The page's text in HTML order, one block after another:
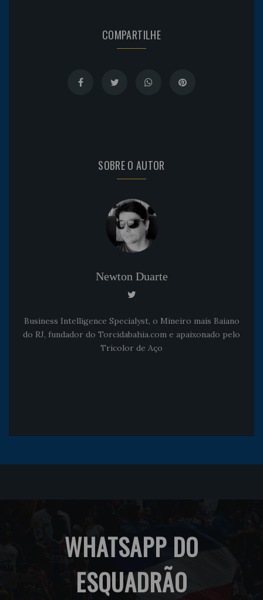
COMPARTILHE
SOBRE O AUTOR
Newton Duarte
Business Intelligence Specialyst, o Mineiro mais Baiano
do RJ, fundador do Torcidabahia.com e apaixonado pelo
Tricolor de Aço
WHATSAPP DO
ESQUADRÃO